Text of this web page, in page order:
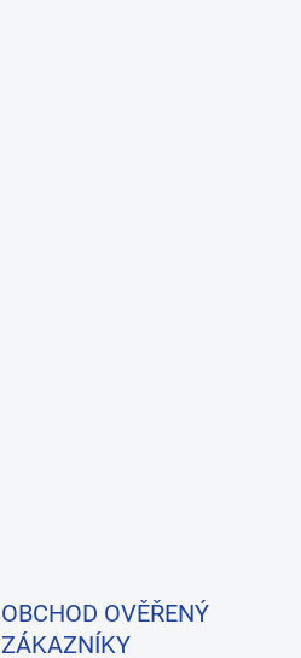
OBCHOD OVĚŘENÝ
ZÁKAZNÍKY